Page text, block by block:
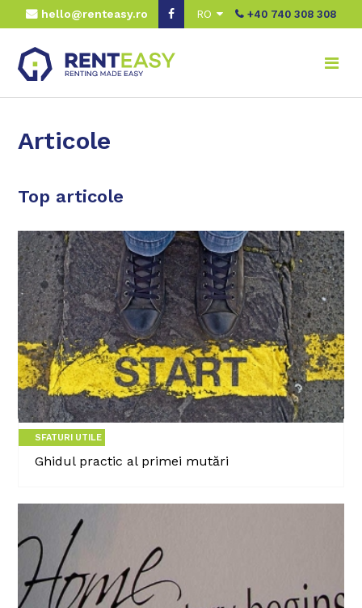
hello@renteasy.ro +40 740 308 308
RO
Articole
Top articole
SFATURI UTILE
Ghidul practic al primei mutări